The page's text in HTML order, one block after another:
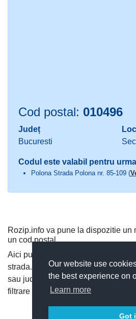
Our website use
the best experience on
Learn more
Got
Cod postal: 010496
Județ
Bucuresti
Codul este valabil pentru
Polona Strada Polona nr. 85-109 (
Rozip.info va pune la dispozitie un
un cod postal.
Aici puteti cauta dupa judet si
strada. Puteti vedea toate codurile
sau judet, si cauta rapid un cod
filtrare a codurilor postale.